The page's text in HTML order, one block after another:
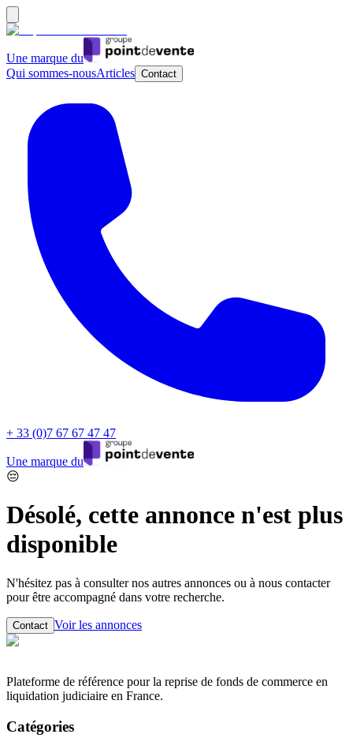
Une marque du
Qui sommes-nousArticles Contact
+ 33 (0)7 67 67 47 47
Une marque du
😔
Désolé, cette annonce n'est plus
disponible
N'hésitez pas à consulter nos autres annonces ou à nous contacter
pour être accompagné dans votre recherche.
Contact Voir les annonces
Plateforme de référence pour la reprise de fonds de commerce en
liquidation judiciaire en France.
Catégories